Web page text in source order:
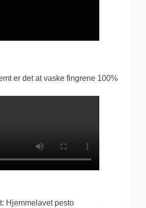
er det at vaske fingrene 100%
Hjemmelavet pesto